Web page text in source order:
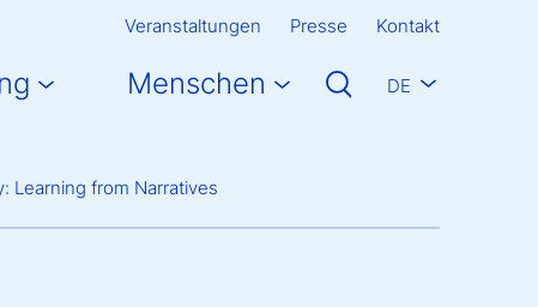
Veranstaltungen Presse Kontakt
Menschen DE
Learning from Narratives